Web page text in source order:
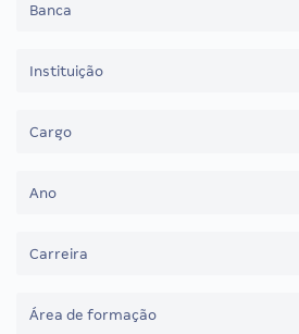
Banca
Instituição
Cargo
Ano
Carreira
Área de formação